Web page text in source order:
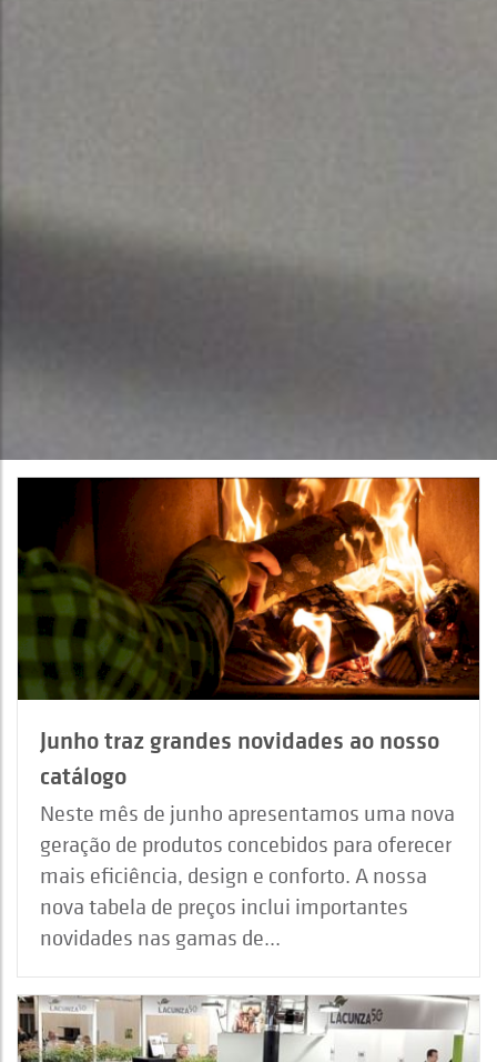
Junho traz grandes novidades ao nosso
catálogo
Neste mês de junho apresentamos uma nova
geração de produtos concebidos para oferecer
mais eficiência, design e conforto. A nossa
nova tabela de preços inclui importantes
novidades nas gamas de...